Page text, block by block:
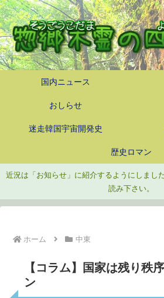
国内ニュース
おしらせ
迷走韓国宇宙開発史
歴史ロマン
近況は「お知らせ」に紹介するようにしまし
読み下さい。
ホーム 中東
【コラム】国家は残り秩
ン